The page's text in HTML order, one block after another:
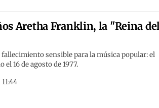
Aretha Franklin, la "Reina
sensible para la música popular: el
16 de agosto de 1977.